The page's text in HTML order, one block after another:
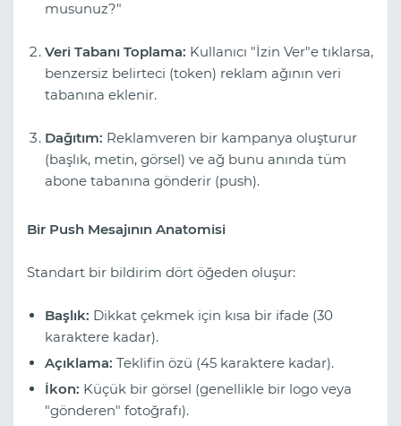
musunuz?"
Veri Tabanı Toplama: Kullanıcı "İzin Ver"e tıklarsa,
benzersiz belirteci (token) reklam ağının veri
tabanına eklenir.
Dağıtım: Reklamveren bir kampanya oluşturur
(başlık, metin, görsel) ve ağ bunu anında tüm
abone tabanına gönderir (push).
Bir Push Mesajının Anatomisi
Standart bir bildirim dört öğeden oluşur:
Başlık: Dikkat çekmek için kısa bir ifade (30
karaktere kadar).
Açıklama: Teklifin özü (45 karaktere kadar).
İkon: Küçük bir görsel (genellikle bir logo veya
"gönderen" fotoğrafı).